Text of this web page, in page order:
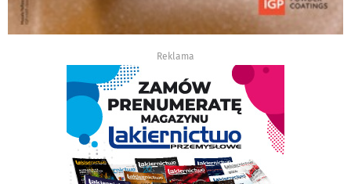
Reklama